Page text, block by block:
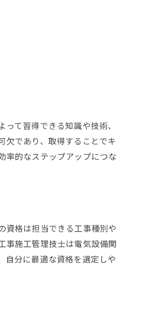
て習得できる知識や技術、
欠であり、取得することでキ
率的なステップアップにつな
資格は担当できる工事種別や
事施工管理技士は電気設備関
自分に最適な資格を選定しや